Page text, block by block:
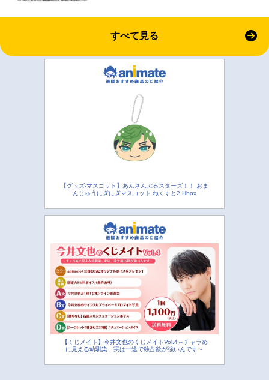
すべて見る
【グッズ-マスコット】あんさんぶるスターズ！！ おま
んじゅうにぎにぎマスコット ねくすと2 Hbox
【くじメイト】今井文也のくじメイトVol.4～チャラめ
に見える幼馴染、実は一途で独占欲が強いんです～